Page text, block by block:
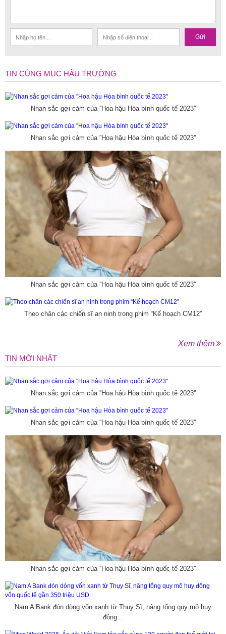
Gửi
TIN CÙNG MỤC HẬU TRƯỜNG
Nhan sắc gợi cảm của ''Hoa hậu Hòa bình quốc tế 2023''
Nhan sắc gợi cảm của ''Hoa hậu Hòa bình quốc tế 2023''
Nhan sắc gợi cảm của ''Hoa hậu Hòa bình quốc tế 2023''
Theo chân các chiến sĩ an ninh trong phim “Kế hoạch CM12”
Xem thêm
TIN MỚI NHẤT
Nhan sắc gợi cảm của ''Hoa hậu Hòa bình quốc tế 2023''
Nhan sắc gợi cảm của ''Hoa hậu Hòa bình quốc tế 2023''
Nhan sắc gợi cảm của ''Hoa hậu Hòa bình quốc tế 2023''
Nam A Bank đón dòng vốn xanh từ Thụy Sĩ, nâng tổng quy mô huy
động...